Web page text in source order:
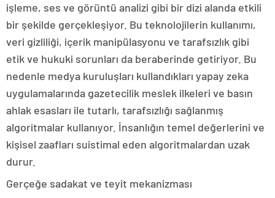
işleme, ses ve görüntü analizi gibi bir dizi alanda etkili
bir şekilde gerçekleşiyor. Bu teknolojilerin kullanımı,
veri gizliliği, içerik manipülasyonu ve tarafsızlık gibi
etik ve hukuki sorunları da beraberinde getiriyor. Bu
nedenle medya kuruluşları kullandıkları yapay zeka
uygulamalarında gazetecilik meslek ilkeleri ve basın
ahlak esasları ile tutarlı, tarafsızlığı sağlanmış
algoritmalar kullanıyor. İnsanlığın temel değerlerini ve
kişisel zaafları suistimal eden algoritmalardan uzak
durur.
Gerçeğe sadakat ve teyit mekanizması